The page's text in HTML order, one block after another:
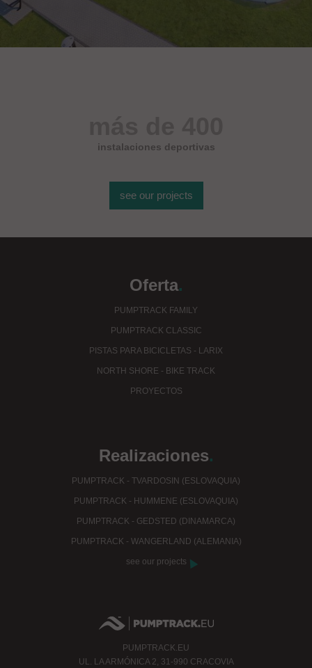
instalaciones deportivas
see our projects
Oferta.
PUMPTRACK FAMILY
PUMPTRACK CLASSIC
PISTAS PARA BICICLETAS - LARIX
NORTH SHORE - BIKE TRACK
PROYECTOS
Realizaciones.
PUMPTRACK - TVARDOSIN (ESLOVAQUIA)
PUMPTRACK - HUMMENE (ESLOVAQUIA)
PUMPTRACK - GEDSTED (DINAMARCA)
PUMPTRACK - WANGERLAND (ALEMANIA)
see our projects
PUMPTRACK.EU
UL. LA ARMÓNICA 2, 31-990 CRACOVIA